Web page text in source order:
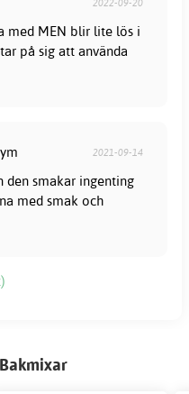
2022-09-20
med MEN blir lite lös i
på sig att använda
2021-09-14
den smakar ingenting
med smak och